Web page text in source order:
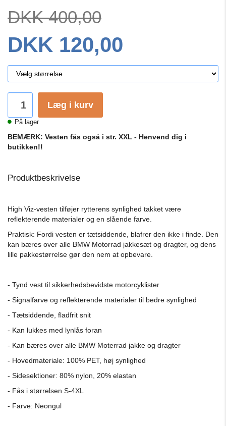
DKK 400,00
DKK 120,00
Læg i kurv
På lager
BEMÆRK: Vesten fås også i str. XXL - Henvend dig i
butikken!!
Produktbeskrivelse
High Viz-vesten tilføjer rytterens synlighed takket være
reflekterende materialer og en slående farve.
Praktisk: Fordi vesten er tætsiddende, blafrer den ikke i finde. Den
kan bæres over alle BMW Motorrad jakkesæt og dragter, og dens
lille pakkestørrelse gør den nem at opbevare.
- Tynd vest til sikkerhedsbevidste motorcyklister
- Signalfarve og reflekterende materialer til bedre synlighed
- Tætsiddende, fladfrit snit
- Kan lukkes med lynlås foran
- Kan bæres over alle BMW Moterrad jakke og dragter
- Hovedmateriale: 100% PET, høj synlighed
- Sidesektioner: 80% nylon, 20% elastan
- Fås i størrelsen S-4XL
- Farve: Neongul